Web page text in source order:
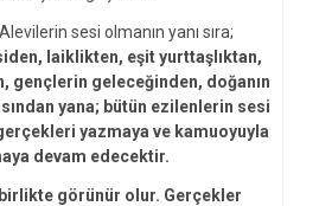
sesi olmanın yanı sıra;
laiklikten, eşit yurttaşlıktan,
gençlerin geleceğinden, doğanın
yana; bütün ezilenlerin sesi
yazmaya ve kamuoyuyla
devam edecektir.
görünür olur. Gerçekler